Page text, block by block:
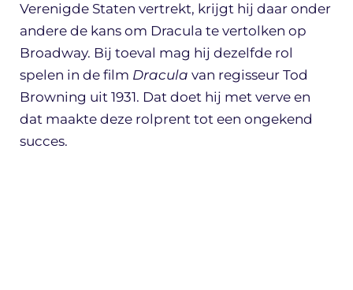
Verenigde Staten vertrekt, krijgt hij daar onder
andere de kans om Dracula te vertolken op
Broadway. Bij toeval mag hij dezelfde rol
spelen in de film Dracula van regisseur Tod
Browning uit 1931. Dat doet hij met verve en
dat maakte deze rolprent tot een ongekend
succes.